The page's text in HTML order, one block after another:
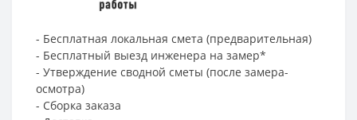
- Бесплатная локальная смета (предварительная)
- Бесплатный выезд инженера на замер*
- Утверждение сводной сметы (после замера-
осмотра)
- Сборка заказа